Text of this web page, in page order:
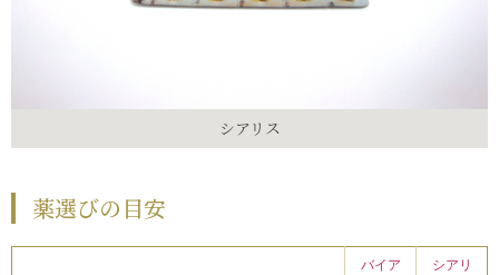
シアリス
薬選びの目安
バイア
シアリ